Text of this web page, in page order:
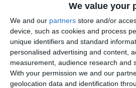
We value your
We and our partners store and/or
device, such as cookies and process
unique identifiers and standard
personalised advertising and content,
measurement, audience research and
With your permission we and our
geolocation data and identification
trafic a sesizat faptul că
care circula haotic pe
între 23 August și
sărit din autovehicul în
Martorul a relatat că
autoturism s-a ridicat
se deplaseze pe jos,